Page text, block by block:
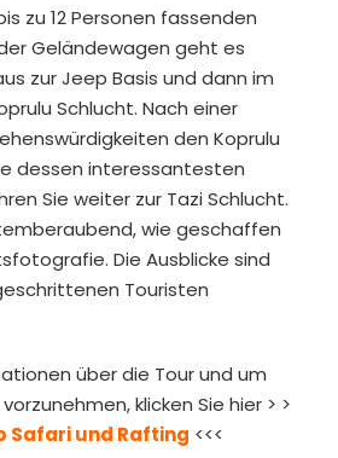
zu 12 Personen fassenden
Geländewagen geht es
zur Jeep Basis und dann im
Schlucht. Nach einer
den Koprulu
dessen interessantesten
Sie weiter zur Tazi Schlucht.
wie geschaffen
Die Ausblicke sind
Touristen
über die Tour und um
klicken Sie hier > >
Safari und Rafting <<<